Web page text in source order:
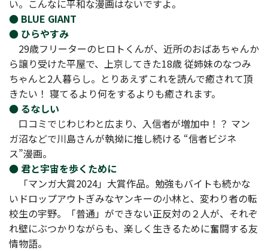
い。こんなに平和な漫画はないですよ。
● BLUE GIANT
● ひらやすみ
29歳フリーターのヒロトくんが、近所のおばあちゃんか
ら譲り受けた平屋で、上京してきた18歳 従姉妹のなつみ
ちゃんと2人暮らし。とりあえずこれを読んで癒されて頂
きたい！ 寝てるより何をするよりも癒されます。
● るなしい
口コミでじわじわと広まり、入信者が増加中！？ マン
ガ沼などで川島さんが執拗に推し続ける “信者ビジネ
ス”漫画。
● 君と宇宙を歩くために
「マンガ大賞2024」大賞作品。勉強もバイトも続かな
いドロップアウトぎみなヤンキーの小林と、変わり者の転
校生の宇野。「普通」ができない正反対の２人が、それぞ
れ壁にぶつかりながらも、楽しく生きるために奮闘する友
情物語。